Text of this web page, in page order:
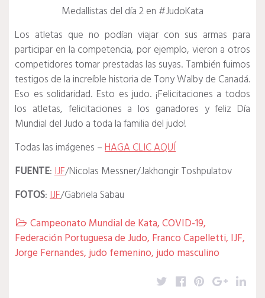
Medallistas del día 2 en #JudoKata
Los atletas que no podían viajar con sus armas para
participar en la competencia, por ejemplo, vieron a otros
competidores tomar prestadas las suyas. También fuimos
testigos de la increíble historia de Tony Walby de Canadá.
Eso es solidaridad. Esto es judo. ¡Felicitaciones a todos
los atletas, felicitaciones a los ganadores y feliz Día
Mundial del Judo a toda la familia del judo!
Todas las imágenes –HAGA CLIC AQUÍ
FUENTE:IJF/Nicolas Messner/Jakhongir Toshpulatov
FOTOS:IJF/Gabriela Sabau
 Campeonato Mundial de Kata,COVID-19,
Federación Portuguesa de Judo, Franco Capelletti, IJF,
Jorge Fernandes,judo femenino,judo masculino
Twitter
Facebook
Pinterest